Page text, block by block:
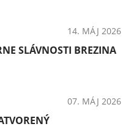
14. MÁJ 2026
SLÁVNOSTI BREZINA
07. MÁJ 2026